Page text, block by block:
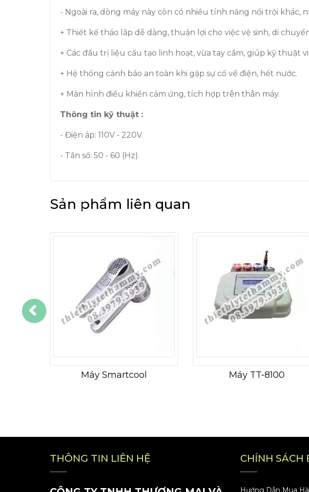
- Ngoài ra, dòng máy này còn có nhiều tính năng nổi trội khác,
+ Thiết kế tháo lắp dễ dàng, thuận lợi cho việc vệ sinh, di
+ Các đầu trị liệu cấu tạo linh hoạt, vừa tay cầm, giúp kỹ thuật
+ Hệ thống cảnh báo an toàn khi gặp sự cố về điện, hết nước.
+ Màn hình điều khiển cảm ứng, tích hợp trên thân máy.
Thông tin kỹ thuật :
- Điện áp: 110V - 220V.
- Tần số: 50 - 60 (Hz).
Sản phẩm liên quan
Máy Smartcool Máy TT-8100
THÔNG TIN LIÊN HỆ CHÍNH SÁCH
Hướng Dẫn Mua